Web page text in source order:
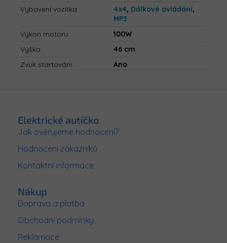
Vybavení vozítka: 4x4, Dálkové ovládání,
MP3
Výkon motoru:
100W
Výška:
46 cm
Zvuk startování: Ano
Elektrické autíčko
Jak ověřujeme hodnocení?
Hodnocení zákazníků
Kontaktní informace
Nákup
Doprava a platba
Obchodní podmínky
Reklamace